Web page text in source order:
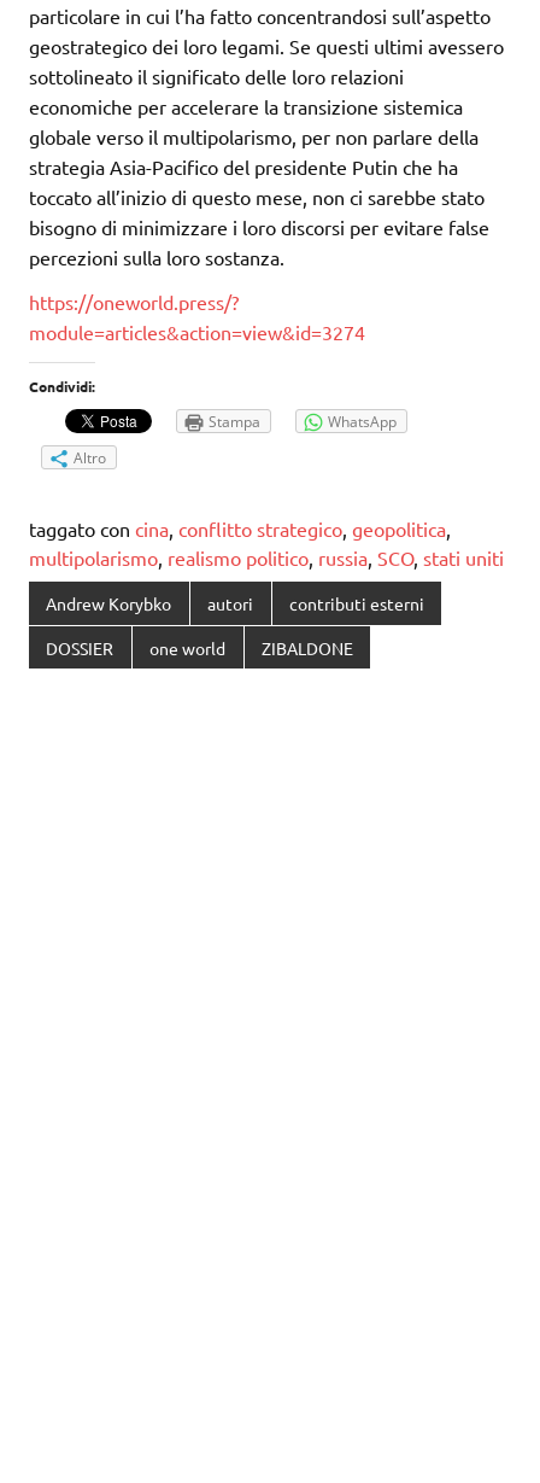
particolare in cui l’ha fatto concentrandosi sull’aspetto
geostrategico dei loro legami. Se questi ultimi avessero
sottolineato il significato delle loro relazioni
economiche per accelerare la transizione sistemica
globale verso il multipolarismo, per non parlare della
strategia Asia-Pacifico del presidente Putin che ha
toccato all’inizio di questo mese, non ci sarebbe stato
bisogno di minimizzare i loro discorsi per evitare false
percezioni sulla loro sostanza.
https://oneworld.press/?
module=articles&action=view&id=3274
Condividi:
Stampa
WhatsApp
Altro
taggato con cina, conflitto strategico, geopolitica,
multipolarismo, realismo politico, russia, SCO, stati uniti
Andrew Korybko autori contributi esterni
DOSSIER one world ZIBALDONE